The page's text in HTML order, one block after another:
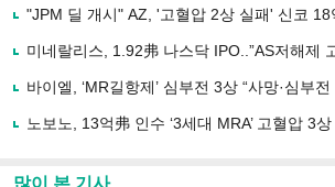
사
유
기
"JPM 딜 개시" AZ, '고혈압 2상 실패' 신코 18
미네랄리스, 1.92弗 나스닥 IPO..”AS저해제
바이엘, ‘MR길항제’ 심부전 3상 “사망·심부전
노보노, 13억弗 인수 ‘3세대 MRA’ 고혈압 3상
많이 본 기사